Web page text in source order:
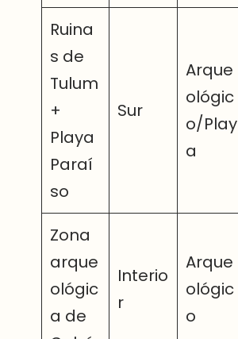
Ruina
s de
Tulum
+
Playa
Paraí
so
Sur
Arque
ológic
o/Play
a
Zona
arque
ológic
a de
Interio
r
Arque
ológic
o